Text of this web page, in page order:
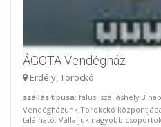
ÁGOTA Vendégház
Erdély, Torockó
szállás típusa: falusi szálláshely 3
Vendégházunk Torokckó
található. Vállaljuk nagyobb